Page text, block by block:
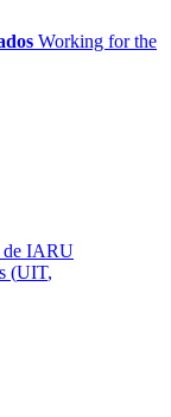
Working for the
de IARU
(UIT,